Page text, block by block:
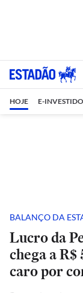
HOJE E-
BALANÇO DA
Lucro da
chega a
caro por